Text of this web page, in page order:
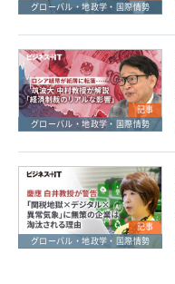
グローバル・地政学・国際情勢
記事
グローバル・地政学・国際情勢
記事
グローバル・地政学・国際情勢